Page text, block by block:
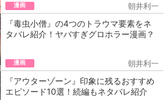
漫画 朝井利一
『毒虫小僧』の4つのトラウマ要素をネ
タバレ紹介！ヤバすぎグロホラー漫画？
漫画 朝井利一
『アウターゾーン』印象に残るおすすめ
エピソード10選！続編もネタバレ紹介